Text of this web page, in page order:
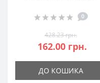
0
428.23 грн.
162.00 грн.
ДО КОШИКА